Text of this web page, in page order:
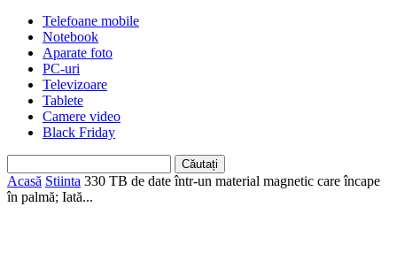
Telefoane mobile
Notebook
Aparate foto
PC-uri
Televizoare
Tablete
Camere video
Black Friday
Acasă Stiinta 330 TB de date într-un material magnetic care încape
în palmă; Iată...